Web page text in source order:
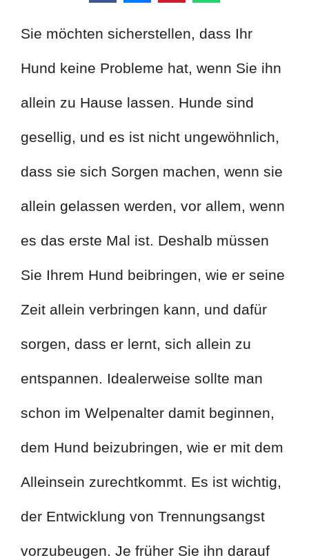
Sie möchten sicherstellen, dass Ihr
Hund keine Probleme hat, wenn Sie ihn
allein zu Hause lassen. Hunde sind
gesellig, und es ist nicht ungewöhnlich,
dass sie sich Sorgen machen, wenn sie
allein gelassen werden, vor allem, wenn
es das erste Mal ist. Deshalb müssen
Sie Ihrem Hund beibringen, wie er seine
Zeit allein verbringen kann, und dafür
sorgen, dass er lernt, sich allein zu
entspannen. Idealerweise sollte man
schon im Welpenalter damit beginnen,
dem Hund beizubringen, wie er mit dem
Alleinsein zurechtkommt. Es ist wichtig,
der Entwicklung von Trennungsangst
vorzubeugen. Je früher Sie ihn darauf